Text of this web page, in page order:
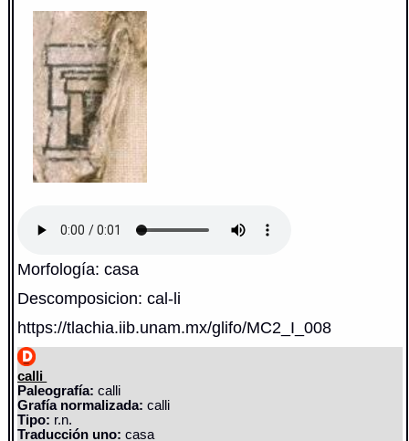
Morfología: casa
Descomposicion: cal-li
https://tlachia.iib.unam.mx/glifo/MC2_I_008
calli
Paleografía: calli
Grafía normalizada: calli
Tipo: r.n.
Traducción uno: casa